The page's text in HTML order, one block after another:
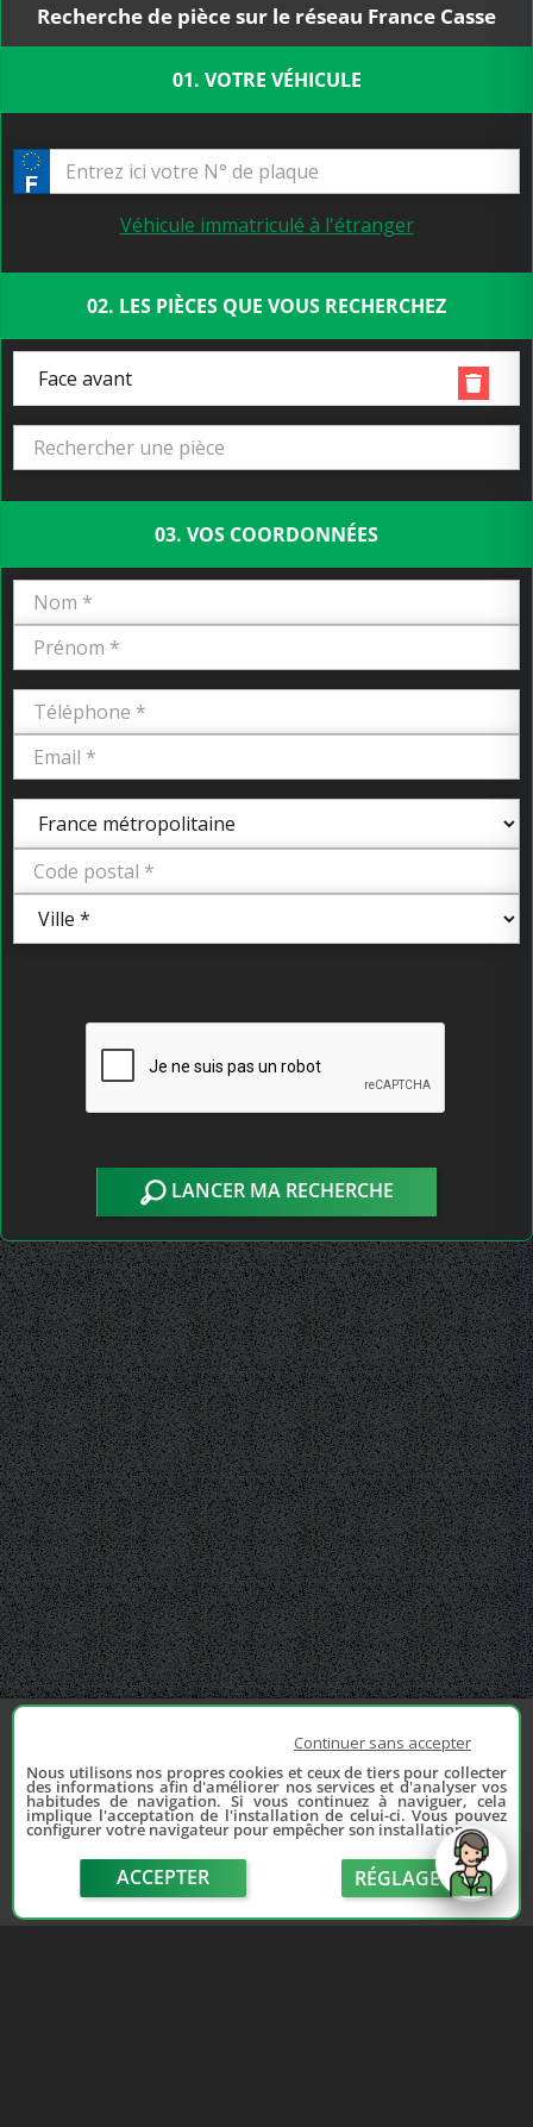
Recherche de pièce sur le réseau France Casse
01. VOTRE VÉHICULE
Véhicule immatriculé à l'étranger
02. LES PIÈCES QUE VOUS RECHERCHEZ
Face avant
03. VOS COORDONNÉES
LANCER MA RECHERCHE
Continuer sans accepter
Nous utilisons nos propres cookies et ceux de tiers pour collecter
des informations afin d'améliorer nos services et d'analyser vos
habitudes de navigation. Si vous continuez à naviguer, cela
implique l'acceptation de l'installation de celui-ci. Vous pouvez
configurer votre navigateur pour empêcher son installation.
ACCEPTER RÉGLAGE